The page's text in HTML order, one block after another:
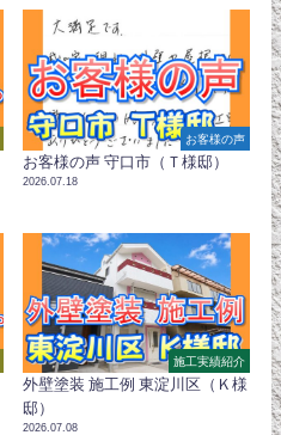
お客様の声
お客様の声 守口市（Ｔ様邸）
2026.07.18
施工実績紹介
外壁塗装 施工例 東淀川区（Ｋ様
邸）
2026.07.08